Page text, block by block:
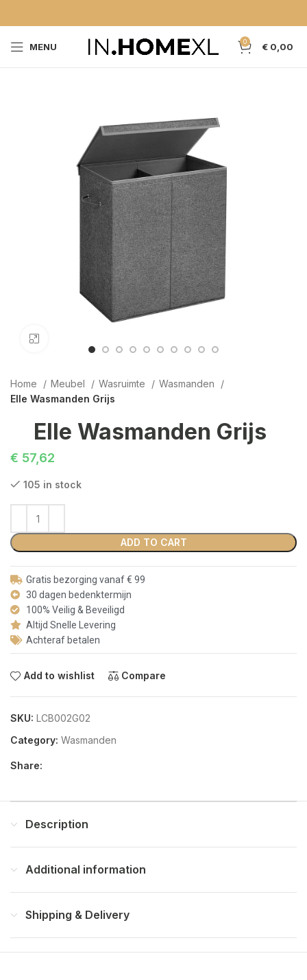
MENU 0 € 0,00
Home Meubel Wasruimte
Wasmanden
Elle Wasmanden Grijs
Elle Wasmanden Grijs
€ 57,62
105 in stock
ADD TO CART
Gratis bezorging vanaf € 99
30 dagen bedenktermijn
100% Veilig & Beveiligd
Altijd Snelle Levering
Achteraf betalen
Add to wishlist Compare
SKU: LCB002G02
Category: Wasmanden
Share:
Description
Additional information
Shipping & Delivery